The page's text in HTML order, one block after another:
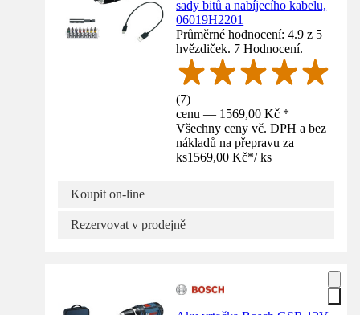
sady bitů a nabíjecího kabelu,
06019H2201
Průměrné hodnocení: 4.9 z 5
hvězdiček. 7 Hodnocení.
(7)
cenu — 1569,00 Kč *
Všechny ceny vč. DPH a bez
nákladů na přepravu za
ks1569,00 Kč*/ ks
Koupit on-line
Rezervovat v prodejně